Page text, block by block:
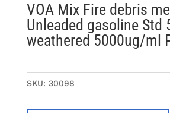
VOA Mix Fire debris
Unleaded gasoline Std
weathered 5000ug/ml
SKU: 30098